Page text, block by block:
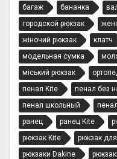
багаж бананка
городской рюкзак
жіночий рюкзак
клатч
модельная сумка
міський рюкзак
пенал Kite
пенал без
пенал школьный
ранец
ранец Kite
рюкзак Kite
рюкзак
рюкзаки Dakine